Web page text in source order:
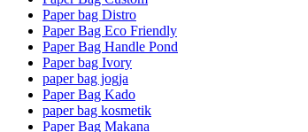
Paper bag Distro
Paper Bag Eco Friendly
Paper Bag Handle Pond
Paper bag Ivory
paper bag jogja
Paper Bag Kado
paper bag kosmetik
Paper Bag Makana